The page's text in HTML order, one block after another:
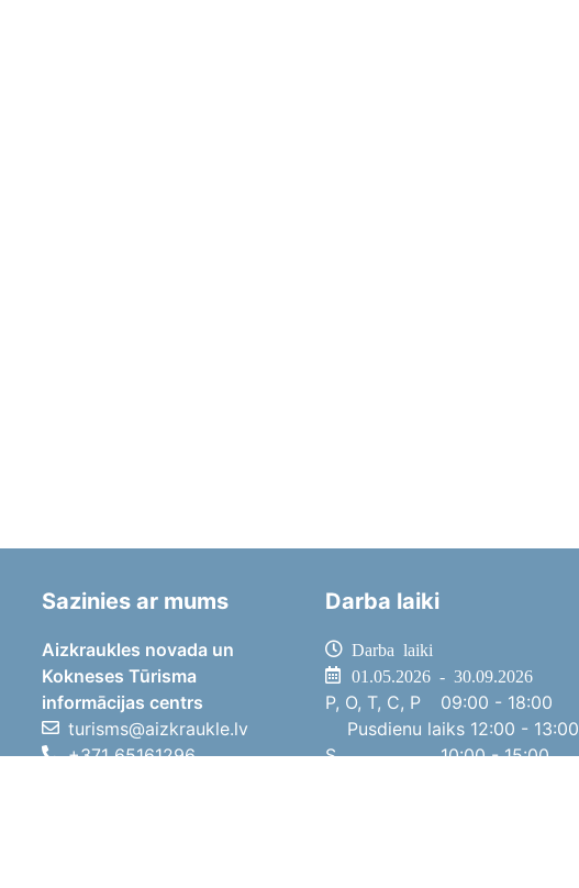
Sazinies ar mums
Aizkraukles novada un
Kokneses Tūrisma
informācijas centrs
turisms@aizkraukle.lv
+371 65161296
Darba laiki
Darba laiki
01.05.2026 - 30.09.2026
P, O, T, C, P
09:00 - 18:00
Pusdienu laiks 12:00 - 13:00
S
10:00 - 15:00